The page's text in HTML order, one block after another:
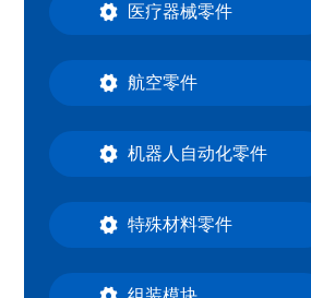
医疗器械零件
航空零件
机器人自动化零件
特殊材料零件